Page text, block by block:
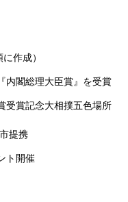
作成）
内閣総理大臣賞』を受賞
受賞記念大相撲五色場所
提携
ト開催